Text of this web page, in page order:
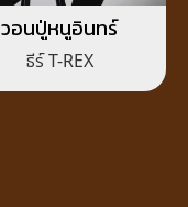
วอนปู่หนูอินทร์
ธีร์ T-REX